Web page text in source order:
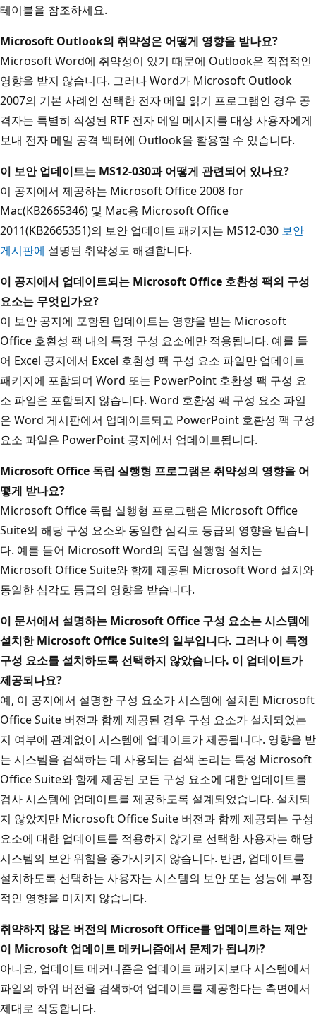
테이블을 참조하세요.
Microsoft Outlook의 취약성은 어떻게 영향을 받나요?
Microsoft Word에 취약성이 있기 때문에 Outlook은 직접적인
영향을 받지 않습니다. 그러나 Word가 Microsoft Outlook
2007의 기본 사례인 선택한 전자 메일 읽기 프로그램인 경우 공
격자는 특별히 작성된 RTF 전자 메일 메시지를 대상 사용자에게
보내 전자 메일 공격 벡터에 Outlook을 활용할 수 있습니다.
이 보안 업데이트는 MS12-030과 어떻게 관련되어 있나요?
이 공지에서 제공하는 Microsoft Office 2008 for
Mac(KB2665346) 및 Mac용 Microsoft Office
2011(KB2665351)의 보안 업데이트 패키지는 MS12-030 보안
게시판에 설명된 취약성도 해결합니다.
이 공지에서 업데이트되는 Microsoft Office 호환성 팩의 구성
요소는 무엇인가요?
이 보안 공지에 포함된 업데이트는 영향을 받는 Microsoft
Office 호환성 팩 내의 특정 구성 요소에만 적용됩니다. 예를 들
어 Excel 공지에서 Excel 호환성 팩 구성 요소 파일만 업데이트
패키지에 포함되며 Word 또는 PowerPoint 호환성 팩 구성 요
소 파일은 포함되지 않습니다. Word 호환성 팩 구성 요소 파일
은 Word 게시판에서 업데이트되고 PowerPoint 호환성 팩 구성
요소 파일은 PowerPoint 공지에서 업데이트됩니다.
Microsoft Office 독립 실행형 프로그램은 취약성의 영향을 어
떻게 받나요?
Microsoft Office 독립 실행형 프로그램은 Microsoft Office
Suite의 해당 구성 요소와 동일한 심각도 등급의 영향을 받습니
다. 예를 들어 Microsoft Word의 독립 실행형 설치는
Microsoft Office Suite와 함께 제공된 Microsoft Word 설치와
동일한 심각도 등급의 영향을 받습니다.
이 문서에서 설명하는 Microsoft Office 구성 요소는 시스템에
설치한 Microsoft Office Suite의 일부입니다. 그러나 이 특정
구성 요소를 설치하도록 선택하지 않았습니다. 이 업데이트가
제공되나요?
예, 이 공지에서 설명한 구성 요소가 시스템에 설치된 Microsoft
Office Suite 버전과 함께 제공된 경우 구성 요소가 설치되었는
지 여부에 관계없이 시스템에 업데이트가 제공됩니다. 영향을 받
는 시스템을 검색하는 데 사용되는 검색 논리는 특정 Microsoft
Office Suite와 함께 제공된 모든 구성 요소에 대한 업데이트를
검사 시스템에 업데이트를 제공하도록 설계되었습니다. 설치되
지 않았지만 Microsoft Office Suite 버전과 함께 제공되는 구성
요소에 대한 업데이트를 적용하지 않기로 선택한 사용자는 해당
시스템의 보안 위험을 증가시키지 않습니다. 반면, 업데이트를
설치하도록 선택하는 사용자는 시스템의 보안 또는 성능에 부정
적인 영향을 미치지 않습니다.
취약하지 않은 버전의 Microsoft Office를 업데이트하는 제안
이 Microsoft 업데이트 메커니즘에서 문제가 됩니까?
아니요, 업데이트 메커니즘은 업데이트 패키지보다 시스템에서
파일의 하위 버전을 검색하여 업데이트를 제공한다는 측면에서
제대로 작동합니다.